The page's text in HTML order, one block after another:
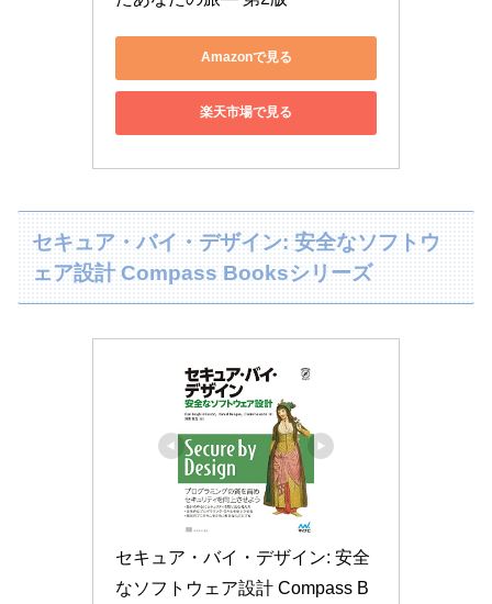
Amazonで見る
楽天市場で見る
セキュア・バイ・デザイン: 安全なソフトウ
ェア設計 Compass Booksシリーズ
セキュア・バイ・デザイン: 安全
なソフトウェア設計 Compass B